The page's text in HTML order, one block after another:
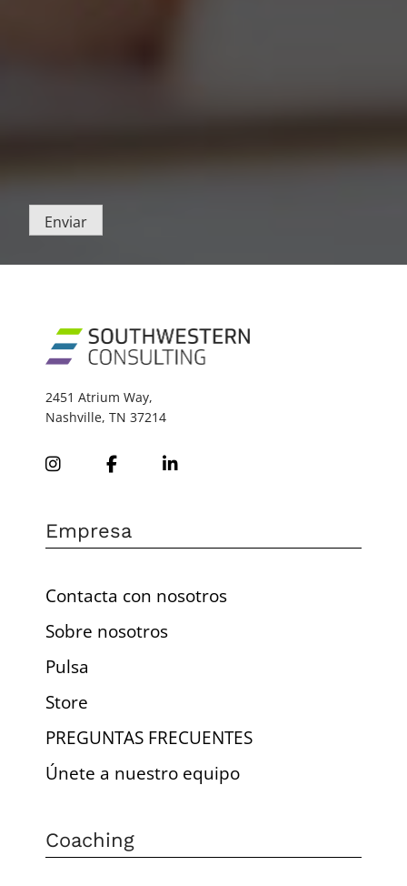
2451 Atrium Way,
Nashville, TN 37214
Empresa
Contacta con nosotros
Sobre nosotros
Pulsa
Store
PREGUNTAS FRECUENTES
Únete a nuestro equipo
Coaching